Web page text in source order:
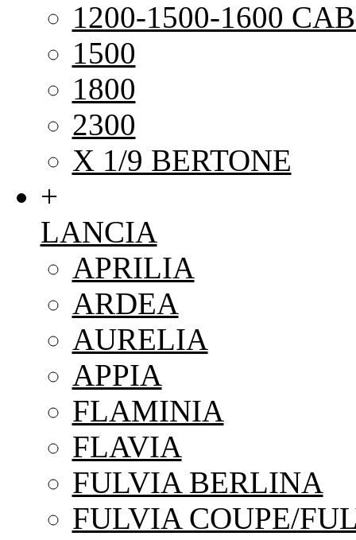
1200-1500-1600
1500
1800
2300
X 1/9 BERTONE
+
LANCIA
APRILIA
ARDEA
AURELIA
APPIA
FLAMINIA
FLAVIA
FULVIA BERLINA
FULVIA COUPE/